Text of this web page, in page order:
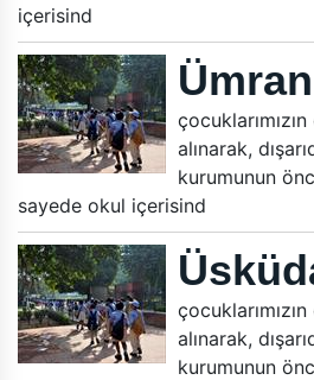
içerisind
alınarak,
kurumunun
sayede okul içerisind
alınarak,
kurumunun